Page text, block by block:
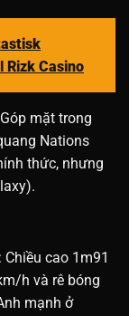
Rizk Casino
mặt trong
Nations
thức, nhưng
cao 1m91
h và rê bóng
mạnh ở